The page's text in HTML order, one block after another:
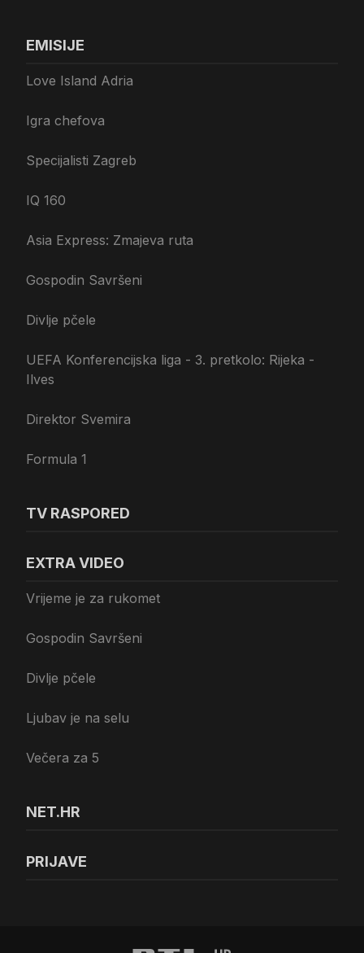
EMISIJE
Love Island Adria
Igra chefova
Specijalisti Zagreb
IQ 160
Asia Express: Zmajeva ruta
Gospodin Savršeni
Divlje pčele
UEFA Konferencijska liga - 3. pretkolo: Rijeka -
Ilves
Direktor Svemira
Formula 1
TV RASPORED
EXTRA VIDEO
Vrijeme je za rukomet
Gospodin Savršeni
Divlje pčele
Ljubav je na selu
Večera za 5
NET.HR
PRIJAVE